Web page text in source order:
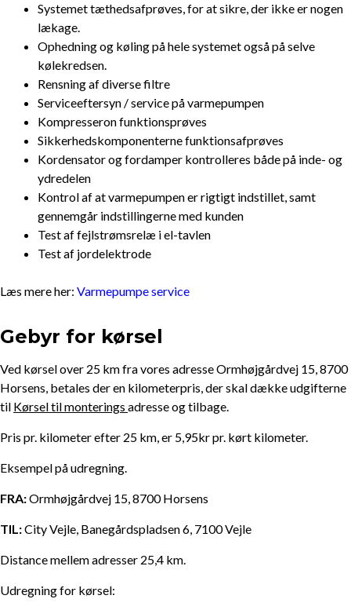
Systemet tæthedsafprøves, for at sikre, der ikke er nogen
lækage.
Ophedning og køling på hele systemet også på selve
kølekredsen.
Rensning af diverse filtre
Serviceeftersyn / service på varmepumpen
Kompresseron funktionsprøves
Sikkerhedskomponenterne funktionsafprøves
Kordensator og fordamper kontrolleres både på inde- og
ydredelen
Kontrol af at varmepumpen er rigtigt indstillet, samt
gennemgår indstillingerne med kunden
Test af fejlstrømsrelæ i el-tavlen
Test af jordelektrode
Læs mere her: Varmepumpe service
Gebyr for kørsel
Ved kørsel over 25 km fra vores adresse Ormhøjgårdvej 15, 8700
Horsens, betales der en kilometerpris, der skal dække udgifterne
til Kørsel til monterings adresse og tilbage.
Pris pr. kilometer efter 25 km, er 5,95kr pr. kørt kilometer.
Eksempel på udregning.
FRA:Ormhøjgårdvej 15, 8700 Horsens
TIL:City Vejle, Banegårdspladsen 6, 7100 Vejle
Distance mellem adresser 25,4 km.
Udregning for kørsel: